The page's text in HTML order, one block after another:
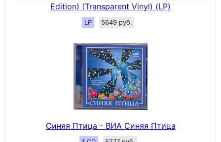
Edition) (Transparent Vinyl) (LP)
LP 5649 руб.
Синяя Птица - ВИА Синяя Птица